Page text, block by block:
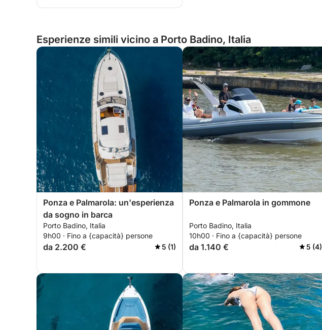
Esperienze simili vicino a Porto Badino, Italia
Ponza e Palmarola: un'esperienza
da sogno in barca
Porto Badino, Italia
9h00 · Fino a {capacità} persone
da 2.200 € 5 (1)
Ponza e Palmarola in gommone
Porto Badino, Italia
10h00 · Fino a {capacità} persone
da 1.140 € 5 (4)